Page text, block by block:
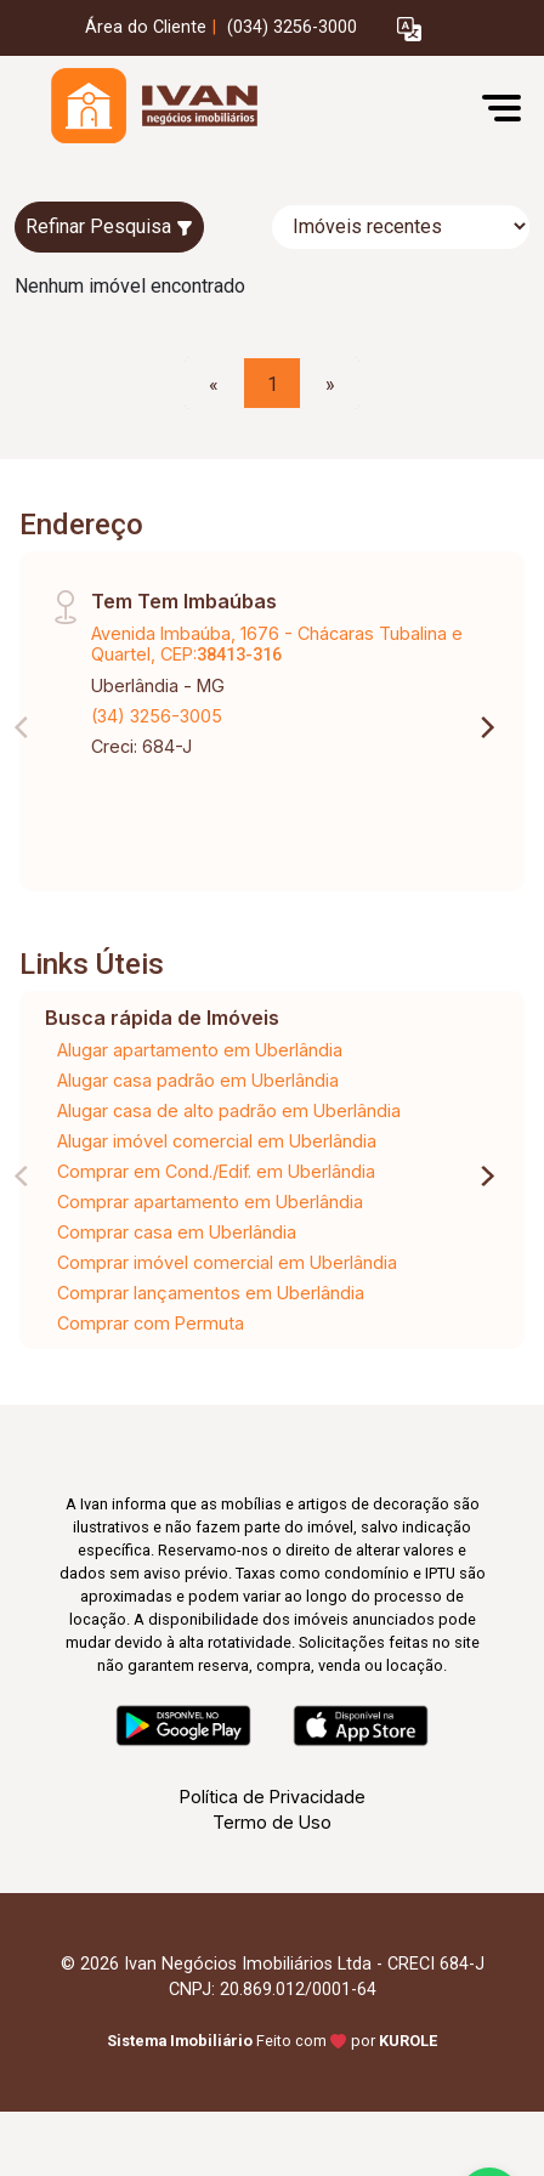
Área do Cliente (034) 3256-3000
Refinar Pesquisa
Nenhum imóvel encontrado
« 1 »
Endereço
Tem Tem Imbaúbas
Avenida Imbaúba, 1676 - Chácaras Tubalina e
Quartel, CEP:38413-316
Uberlândia - MG
(34) 3256-3005
Creci: 684-J
Links Úteis
Busca rápida de Imóveis
Alugar apartamento em Uberlândia
Alugar casa padrão em Uberlândia
Alugar casa de alto padrão em Uberlândia
Alugar imóvel comercial em Uberlândia
Comprar em Cond./Edif. em Uberlândia
Comprar apartamento em Uberlândia
Comprar casa em Uberlândia
Comprar imóvel comercial em Uberlândia
Comprar lançamentos em Uberlândia
Comprar com Permuta
A Ivan informa que as mobílias e artigos de decoração são
ilustrativos e não fazem parte do imóvel, salvo indicação
específica. Reservamo-nos o direito de alterar valores e
dados sem aviso prévio. Taxas como condomínio e IPTU são
aproximadas e podem variar ao longo do processo de
locação. A disponibilidade dos imóveis anunciados pode
mudar devido à alta rotatividade. Solicitações feitas no site
não garantem reserva, compra, venda ou locação.
Política de Privacidade
Termo de Uso
© 2026 Ivan Negócios Imobiliários Ltda - CRECI 684-J
CNPJ: 20.869.012/0001-64
Sistema Imobiliário Feito com por KUROLE